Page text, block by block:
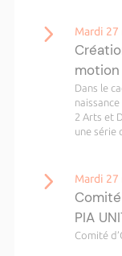
Mardi 27
motion
Dans le
2 Arts et
une série
Mardi 27
PIA
Comité